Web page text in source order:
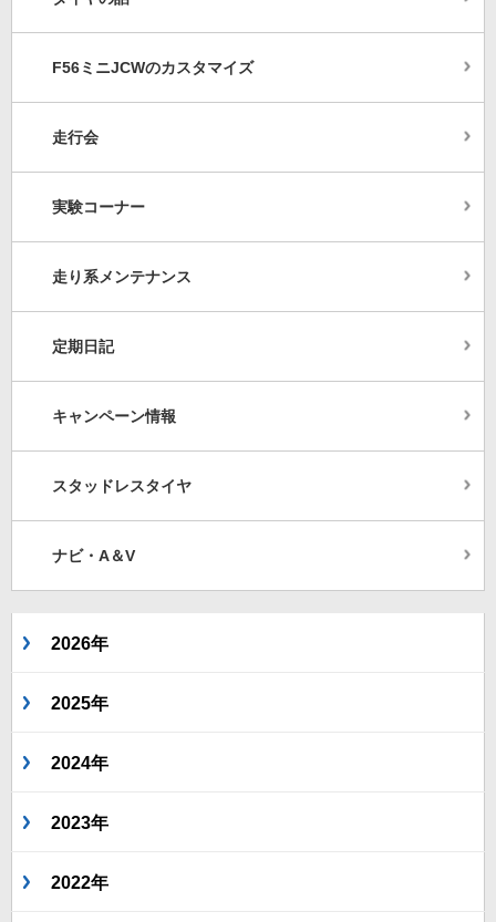
F56ミニJCWのカスタマイズ
走行会
実験コーナー
走り系メンテナンス
定期日記
キャンペーン情報
スタッドレスタイヤ
ナビ・A＆V
2026年
2025年
2024年
2023年
2022年